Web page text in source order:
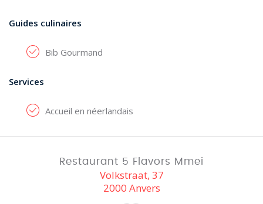
Guides culinaires
Bib Gourmand
Services
Accueil en néerlandais
Restaurant 5 Flavors Mmei
Volkstraat, 37
2000 Anvers